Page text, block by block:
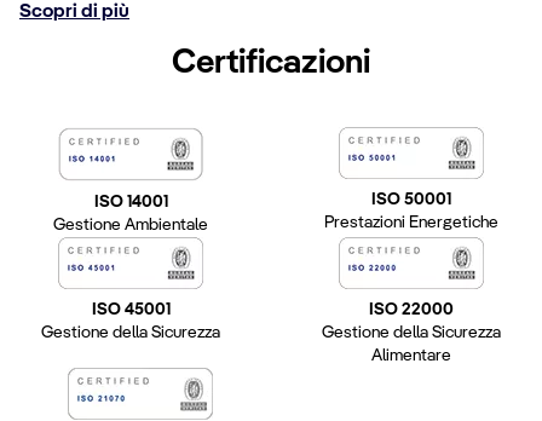
Scopri di più
Certificazioni
ISO 14001
Gestione Ambientale
ISO 50001
Prestazioni Energetiche
ISO 45001
Gestione della Sicurezza
ISO 22000
Gestione della Sicurezza
Alimentare